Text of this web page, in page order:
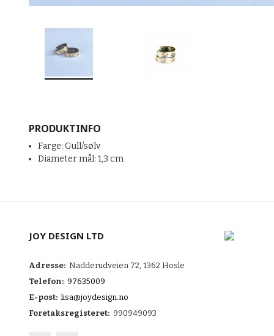
PRODUKTINFO
Farge: Gull/sølv
Diameter mål: 1,3 cm
JOY DESIGN LTD
Adresse: Nadderudveien 72, 1362 Hosle
Telefon: 97635009
E-post: lisa@joydesign.no
Foretaksregisteret: 990949093